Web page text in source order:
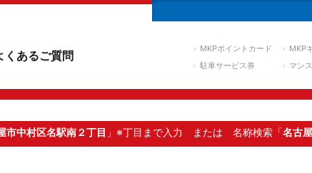
くあるご質問 MKPポイントカード
MKP
駐車サービス券
マン
市中村区名駅南２丁目 」※丁目まで入力 または 名称検索「名古